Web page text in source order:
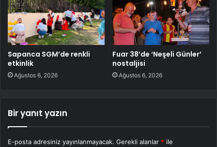
Sapanca SGM’de renkli
etkinlik
Ağustos 6, 2026
Fuar 38’de ‘Neşeli Günler’
nostaljisi
Ağustos 6, 2026
Bir yanıt yazın
E-posta adresiniz yayınlanmayacak. Gerekli alanlar * ile